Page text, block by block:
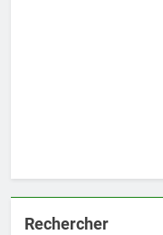
Rechercher